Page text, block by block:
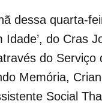
dessa quarta-
Idade’, do Cras
do
Memória,
Social